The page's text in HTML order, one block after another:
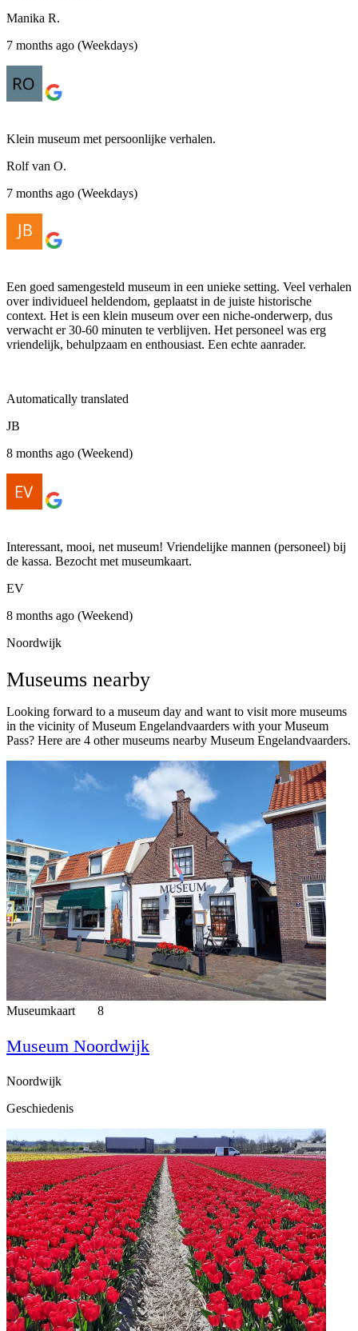
Manika R.
7 months ago (Weekdays)
Klein museum met persoonlijke verhalen.
Rolf van O.
7 months ago (Weekdays)
Een goed samengesteld museum in een unieke setting. Veel verhalen
over individueel heldendom, geplaatst in de juiste historische
context. Het is een klein museum over een niche-onderwerp, dus
verwacht er 30-60 minuten te verblijven. Het personeel was erg
vriendelijk, behulpzaam en enthousiast. Een echte aanrader.
Automatically translated
JB
8 months ago (Weekend)
Interessant, mooi, net museum! Vriendelijke mannen (personeel) bij
de kassa. Bezocht met museumkaart.
EV
8 months ago (Weekend)
Noordwijk
Museums nearby
Looking forward to a museum day and want to visit more museums
in the vicinity of Museum Engelandvaarders with your Museum
Pass? Here are 4 other museums nearby Museum Engelandvaarders.
Museumkaart 8
Museum Noordwijk
Noordwijk
Geschiedenis